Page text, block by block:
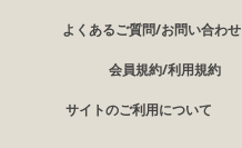
よくあるご質問/お問い合わせ
会員規約/利用規約
サイトのご利用について